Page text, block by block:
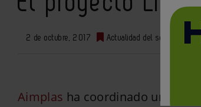
2 de octubre, 2017 Actualidad del sector
Aimplas ha coordinado una